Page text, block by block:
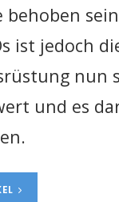
ist jedoch
nun
und es